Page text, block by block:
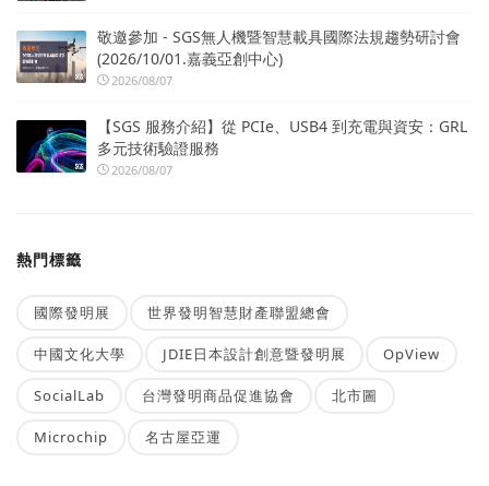
敬邀參加 - SGS無人機暨智慧載具國際法規趨勢研討會
(2026/10/01.嘉義亞創中心)
2026/08/07
【SGS 服務介紹】從 PCIe、USB4 到充電與資安：GRL
多元技術驗證服務
2026/08/07
熱門標籤
國際發明展 世界發明智慧財產聯盟總會
中國文化大學 JDIE日本設計創意暨發明展 OpView
SocialLab 台灣發明商品促進協會 北市圖
Microchip 名古屋亞運